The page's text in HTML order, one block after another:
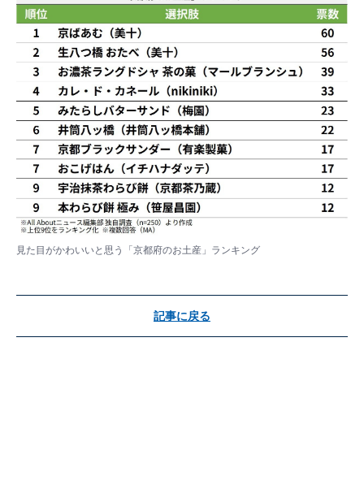
見た目がかわいいと思う「京都府のお土産」ランキング
記事に戻る